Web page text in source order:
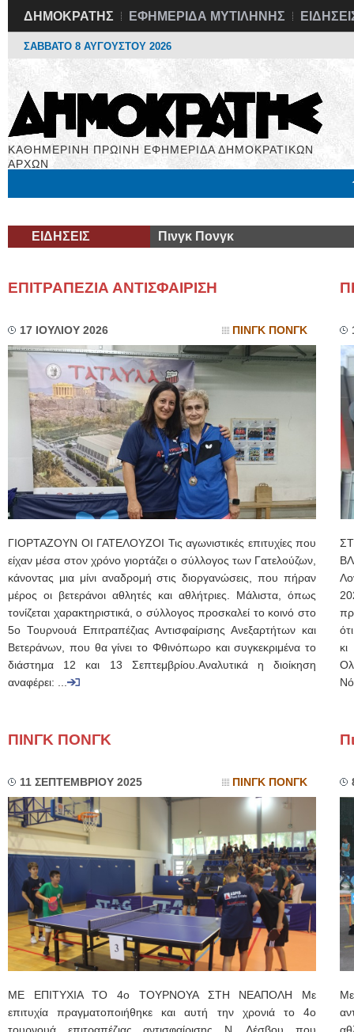
ΔΗΜΟΚΡΑΤΗΣ ΕΦΗΜΕΡΙΔΑ ΜΥΤΙΛΗΝΗΣ
ΣΑΒΒΑΤΟ 8 ΑΥΓΟΥΣΤΟΥ 2026
ΚΑΘΗΜΕΡΙΝΗ ΠΡΩΙΝΗ ΕΦΗΜΕΡΙΔΑ ΔΗΜΟΚΡΑΤΙΚΩΝ
ΑΡΧΩΝ
ΕΙΔΗΣΕΙΣ Πινγκ Πονγκ
ΕΠΙΤΡΑΠΕΖΙΑ ΑΝΤΙΣΦΑΙΡΙΣΗ
17 ΙΟΥΛΙΟΥ 2026 ΠΙΝΓΚ ΠΟΝΓΚ
ΓΙΟΡΤΑΖΟΥΝ ΟΙ ΓΑΤΕΛΟΥΖΟΙ Τις αγωνιστικές επιτυχίες που
είχαν μέσα στον χρόνο γιορτάζει ο σύλλογος των Γατελούζων,
κάνοντας μια μίνι αναδρομή στις διοργανώσεις, που πήραν
μέρος οι βετεράνοι αθλητές και αθλήτριες. Μάλιστα, όπως
τονίζεται χαρακτηριστικά, ο σύλλογος προσκαλεί το κοινό στο
5ο Τουρνουά Επιτραπέζιας Αντισφαίρισης Ανεξαρτήτων και
Βετεράνων, που θα γίνει το Φθινόπωρο και συγκεκριμένα το
διάστημα 12 και 13 Σεπτεμβρίου.Αναλυτικά η διοίκηση
αναφέρει: ...
ΠΙΝΓΚ ΠΟΝΓΚ
11 ΣΕΠΤΕΜΒΡΙΟΥ 2025 ΠΙΝΓΚ ΠΟΝΓΚ
ΜΕ ΕΠΙΤΥΧΙΑ ΤΟ 4ο ΤΟΥΡΝΟΥΑ ΣΤΗ ΝΕΑΠΟΛΗ Με
επιτυχία πραγματοποιήθηκε και αυτή την χρονιά το 4ο